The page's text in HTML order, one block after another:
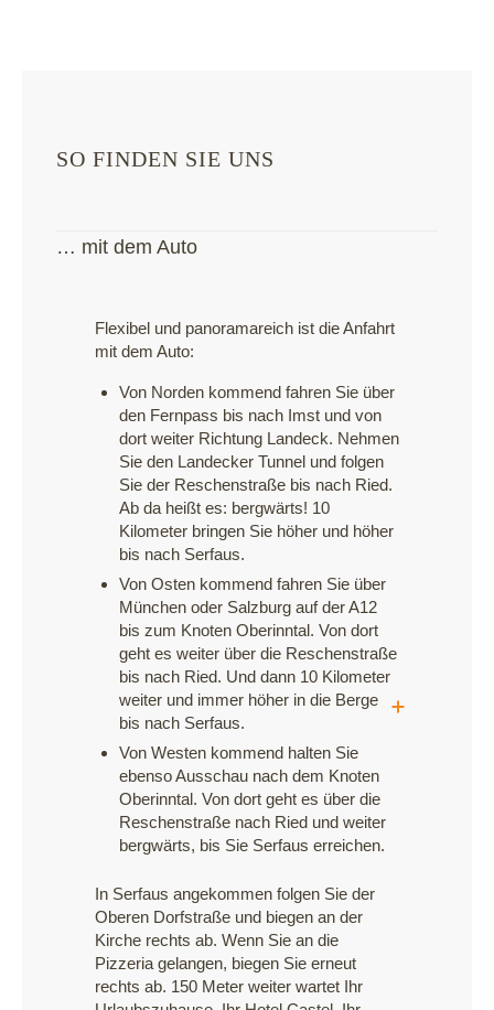
SO FINDEN SIE UNS
… mit dem Auto
Flexibel und panoramareich ist die Anfahrt
mit dem Auto:
Von Norden kommend fahren Sie über
den Fernpass bis nach Imst und von
dort weiter Richtung Landeck. Nehmen
Sie den Landecker Tunnel und folgen
Sie der Reschenstraße bis nach Ried.
Ab da heißt es: bergwärts! 10
Kilometer bringen Sie höher und höher
bis nach Serfaus.
Von Osten kommend fahren Sie über
München oder Salzburg auf der A12
bis zum Knoten Oberinntal. Von dort
geht es weiter über die Reschenstraße
bis nach Ried. Und dann 10 Kilometer
weiter und immer höher in die Berge
bis nach Serfaus.
Von Westen kommend halten Sie
ebenso Ausschau nach dem Knoten
Oberinntal. Von dort geht es über die
Reschenstraße nach Ried und weiter
bergwärts, bis Sie Serfaus erreichen.
In Serfaus angekommen folgen Sie der
Oberen Dorfstraße und biegen an der
Kirche rechts ab. Wenn Sie an die
Pizzeria gelangen, biegen Sie erneut
rechts ab. 150 Meter weiter wartet Ihr